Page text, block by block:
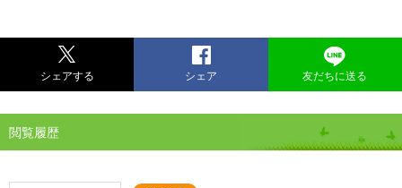
シェアする シェア 友だちに送る
閲覧履歴